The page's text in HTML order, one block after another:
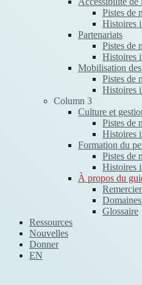
Pistes de
Histoires
Partenariats
Pistes de
Histoires
Mobilisation des
Pistes de
Histoires
Column 3
Culture et
Pistes de
Histoires
Formation du
Pistes de
Histoires
À propos du
Glossaire
Ressources
Nouvelles
Donner
EN